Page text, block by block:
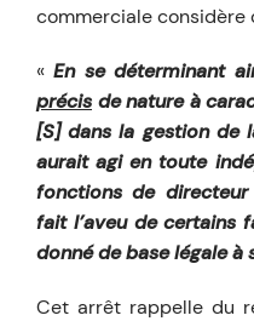
commerciale considère
«En se déterminant
précis de nature à
[S] dans la gestion de
aurait agi en toute
fonctions de
fait l’aveu de certains
donné de base légale à
Cet arrêt rappelle du